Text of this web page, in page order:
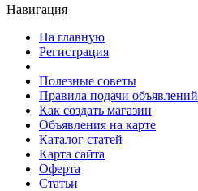
Навигация
На главную
Регистрация
Полезные советы
Правила подачи объявлений
Как создать магазин
Объявления на карте
Каталог статей
Карта сайта
Оферта
Статьи